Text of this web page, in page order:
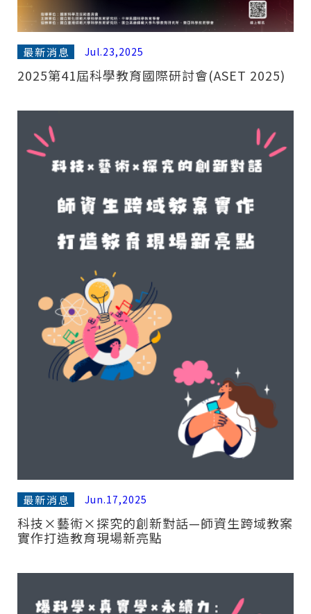
最新消息 Jul.23,2025
2025第41屆科學教育國際研討會(ASET 2025)
最新消息 Jun.17,2025
科技×藝術×探究的創新對話—師資生跨域教案
實作打造教育現場新亮點